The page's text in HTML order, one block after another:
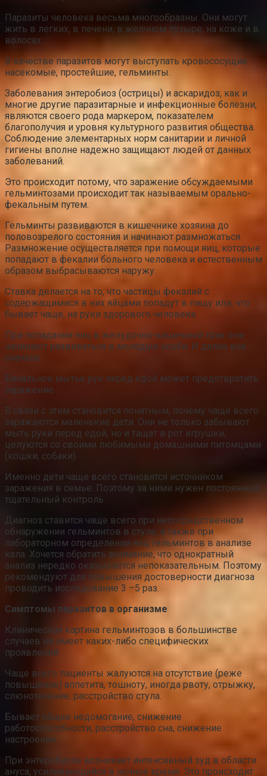
Паразиты человека весьма многообразны. Они могут
жить в легких, в печени, в желчном пузыре, на коже и в
волосах.
В качестве паразитов могут выступать кровососущие
насекомые, простейшие, гельминты.
Заболевания энтеробиоз (острицы) и аскаридоз, как и
многие другие паразитарные и инфекционные болезни,
являются своего рода маркером, показателем
благополучия и уровня культурного развития общества.
Соблюдение элементарных норм санитарии и личной
гигиены вполне надежно защищают людей от данных
заболеваний.
Это происходит потому, что заражение обсуждаемыми
гельминтозами происходит так называемым орально-
фекальным путем.
Гельминты развиваются в кишечнике хозяина до
половозрелого состояния и начинают размножаться.
Размножение осуществляется при помощи яиц, которые
попадают в фекалии больного человека и естественным
образом выбрасываются наружу.
Ставка делается на то, что частицы фекалий с
содержащимися в них яйцами попадут в пищу или, что
бывает чаще, на руки здорового человека.
При попадании яиц в желудочно-кишечный трак они
начинают развиваться в молодые особи. И далее все
сначала.
Банальное мытье рук перед едой может предотвратить
заражение.
В связи с этим становится понятным, почему чаще всего
заражаются маленькие дети. Они не только забывают
мыть руки перед едой, но и тащат в рот игрушки,
целуются со своими любимыми домашними питомцами
(кошки, собаки).
Именно дети чаще всего становятся источником
заражения в семье. Поэтому за ними нужен постоянный
тщательный контроль.
Диагноз ставится чаще всего при непосредственном
обнаружении гельминтов в стуле, а также при
лабораторном определении яиц гельминтов в анализе
кала. Хочется обратить внимание, что однократный
анализ нередко оказывается непоказательным. Поэтому
рекомендуют для повышения достоверности диагноза
проводить исследование 3 –5 раз.
Симптомы паразитов в организме
Клиническая картина гельминтозов в большинстве
случаев не имеет каких-либо специфических
проявлений.
Чаще всего пациенты жалуются на отсутствие (реже
повышение) аппетита, тошноту, иногда рвоту, отрыжку,
слюнотечение, расстройство стула.
Бывает общее недомогание, снижение
работоспособности, расстройство сна, снижение
настроения.
При энтеробиозе возникает интенсивный зуд в области
ануса, усиливающийся в ночное время. Это происходит